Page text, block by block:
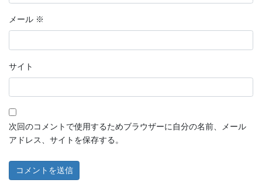
メール ※
サイト
次回のコメントで使用するためブラウザーに自分の名前、メール
アドレス、サイトを保存する。